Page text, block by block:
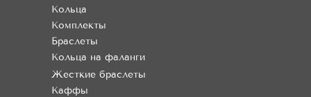
Кольца
Комплекты
Браслеты
Кольца на фаланги
Жесткие браслеты
Каффы